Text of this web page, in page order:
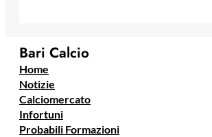
Bari Calcio
Home
Notizie
Calciomercato
Infortuni
Probabili Formazioni